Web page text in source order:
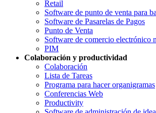
Retail
Software de punto de venta para
Software de Pasarelas de Pagos
Punto de Venta
Software de comercio electrónico
PIM
Colaboración y productividad
Colaboración
Lista de Tareas
Programa para hacer organigramas
Conferencias Web
Productivity